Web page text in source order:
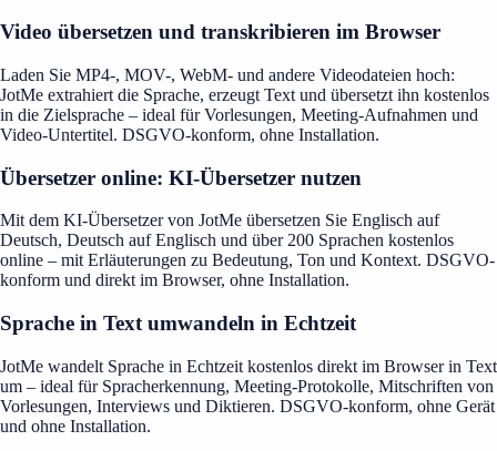
Video übersetzen und transkribieren im Browser
Laden Sie MP4-, MOV-, WebM- und andere Videodateien hoch:
JotMe extrahiert die Sprache, erzeugt Text und übersetzt ihn kostenlos
in die Zielsprache – ideal für Vorlesungen, Meeting-Aufnahmen und
Video-Untertitel. DSGVO-konform, ohne Installation.
Übersetzer online: KI-Übersetzer nutzen
Mit dem KI-Übersetzer von JotMe übersetzen Sie Englisch auf
Deutsch, Deutsch auf Englisch und über 200 Sprachen kostenlos
online – mit Erläuterungen zu Bedeutung, Ton und Kontext. DSGVO-
konform und direkt im Browser, ohne Installation.
Sprache in Text umwandeln in Echtzeit
JotMe wandelt Sprache in Echtzeit kostenlos direkt im Browser in Text
um – ideal für Spracherkennung, Meeting-Protokolle, Mitschriften von
Vorlesungen, Interviews und Diktieren. DSGVO-konform, ohne Gerät
und ohne Installation.